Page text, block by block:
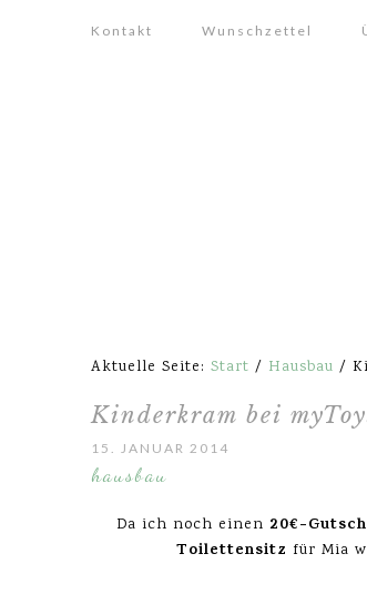
Kontakt Wunschzettel
Aktuelle Seite: Start / Hausbau /
Kinderkram bei
15. JANUAR 2014
hausbau
Da ich noch einen 20€-
Toilettensitz für Mia